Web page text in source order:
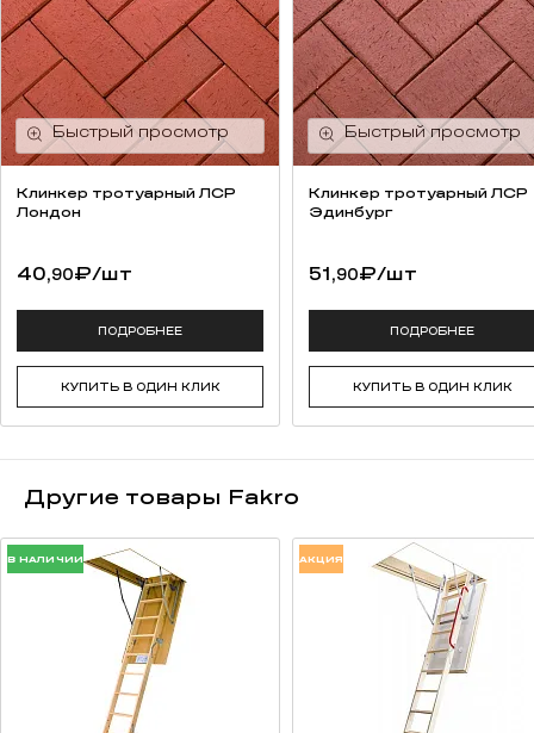
Клинкер тротуарный ЛСР
Лондон
40,90₽/шт
ПОДРОБНЕЕ
КУПИТЬ В ОДИН КЛИК
Клинкер тротуарный ЛСР
Эдинбург
51,90₽/шт
ПОДРОБНЕЕ
КУПИТЬ В ОДИН КЛИК
Другие товары Fakro
В НАЛИЧИИ АКЦИЯ